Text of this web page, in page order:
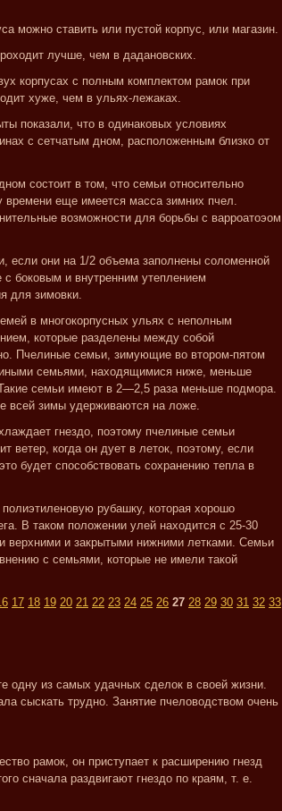
можно ставить или пустой корпус, или магазин.
лучше, чем в дадановских.
корпусах с полным комплектом рамок при
хуже, чем в ульях-лежаках.
показали, что в одинаковых условиях
с сетчатым дном, расположенным близко от
состоит в том, что семьи относительно
времени еще имеется масса зимних пчел.
возможности для борьбы с варроатоэом
если они на 1/2 объема заполнены соломенной
с боковым и внутренним утеплением
для зимовки.
в многокорпусных ульях с неполным
которые разделены между собой
Пчелиные семьи, зимующие во втором-пятом
семьями, находящимися ниже, меньше
семьи имеют в 2—2,5 раза меньше подмора.
всей зимы удерживаются на ложе.
гнездо, поэтому пчелиные семьи
когда он дует в леток, поэтому, если
будет способствовать сохранению тепла в
рубашку, которая хорошо
В таком положении улей находится с 25-30
верхними и закрытыми нижними летками. Семьи
с семьями, которые не имели такой
17 18 19 20 21 22 23 24 25 26 27 28 29 30 31 32 33
одну из самых удачных сделок в своей жизни.
сыскать трудно. Занятие пчеловодством очень
рамок, он приступает к расширению гнезд
сначала раздвигают гнездо по краям, т. е.